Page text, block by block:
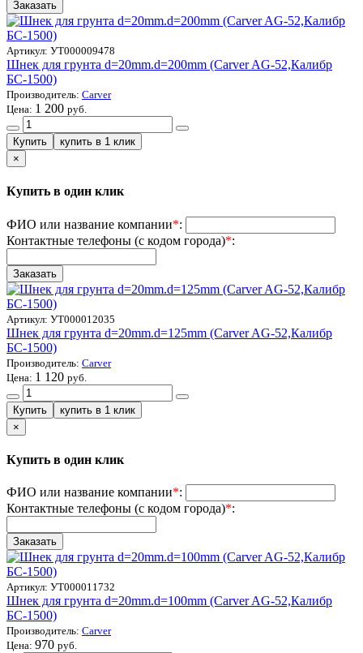
Артикул: УТ000009478
Шнек для грунта d=20mm.d=200mm (Carver AG-52,Калибр
БС-1500)
Производитель: Carver
Цена: 1 200 руб.
×
Купить в один клик
ФИО или название компании*:
Контактные телефоны (с кодом города)*:
Артикул: УТ000012035
Шнек для грунта d=20mm.d=125mm (Carver AG-52,Калибр
БС-1500)
Производитель: Carver
Цена: 1 120 руб.
×
Купить в один клик
ФИО или название компании*:
Контактные телефоны (с кодом города)*:
Артикул: УТ000011732
Шнек для грунта d=20mm.d=100mm (Carver AG-52,Калибр
БС-1500)
Производитель: Carver
Цена: 970 руб.